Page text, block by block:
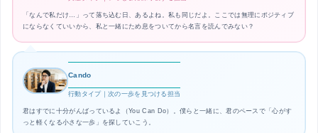
「なんで私だけ…」って落ち込む日、あるよね。私も同じだよ。ここでは無理にポジティブ
にならなくていいから、私と一緒にため息をついてから名言を読んでみない？
Cando
行動タイプ｜次の一歩を見つける担当
君はすでに十分がんばっているよ（You Can Do）。僕らと一緒に、君のペースで「心がす
っと軽くなる小さな一歩」を探していこう。